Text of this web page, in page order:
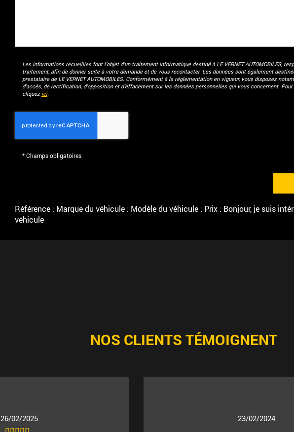
Les informations recueillies font l’objet d’un traitement informatique destiné àLE VERNET AUTOMOBILES,
traitement, afin de donner suite à votre demande et de vous recontacter. Les données sont également
prestataire de LE VERNET AUTOMOBILES. Conformément à la réglementation en vigueur, vous disposez
d'accès, de rectification, d'opposition et d'effacement sur les données personnelles qui vous concernent. Pour
cliquez ici.
*Champs obligatoires
Référence : Marque du véhicule : Modèle du véhicule : Prix : Bonjour, je suis
véhicule
NOS CLIENTS TÉMOIGNENT
26/02/2025
23/02/2024